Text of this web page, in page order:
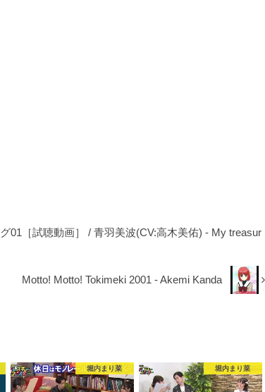
01［試聴動画］ / 青羽美波(CV:高木美佑) - My treasur
Motto! Motto! Tokimeki 2001 - Akemi Kanda
堀内まり菜 堀内まり菜